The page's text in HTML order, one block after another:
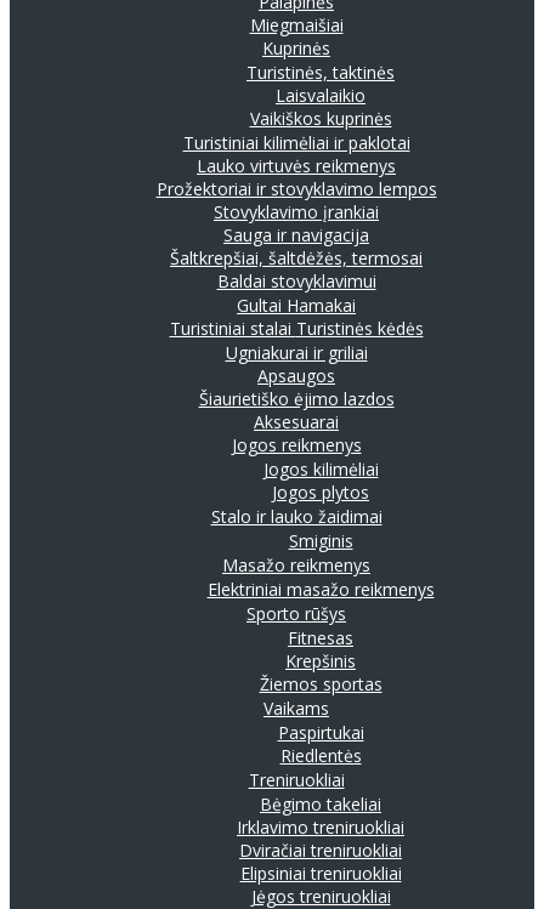
Miegmaišiai
Kuprinės
Turistinės, taktinės
Laisvalaikio
Vaikiškos kuprinės
Turistiniai kilimėliai ir paklotai
Lauko virtuvės reikmenys
Prožektoriai ir stovyklavimo lempos
Stovyklavimo įrankiai
Sauga ir navigacija
Šaltkrepšiai, šaltdėžės, termosai
Baldai stovyklavimui
Gultai Hamakai
Turistiniai stalai Turistinės kėdės
Ugniakurai ir griliai
Apsaugos
Šiaurietiško ėjimo lazdos
Aksesuarai
Jogos reikmenys
Jogos kilimėliai
Jogos plytos
Stalo ir lauko žaidimai
Smiginis
Masažo reikmenys
Elektriniai masažo reikmenys
Sporto rūšys
Fitnesas
Krepšinis
Žiemos sportas
Vaikams
Paspirtukai
Riedlentės
Treniruokliai
Bėgimo takeliai
Irklavimo treniruokliai
Dviračiai treniruokliai
Elipsiniai treniruokliai
Jėgos treniruokliai